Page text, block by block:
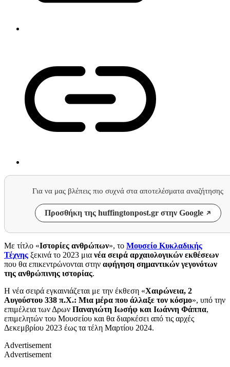
Για να μας βλέπεις πιο συχνά στα αποτελέσματα αναζήτησης
Προσθήκη της huffingtonpost.gr στην Google
Με τίτλο «Ιστορίες ανθρώπων», το Μουσείο Κυκλαδικής
Τέχνης ξεκινά το 2023 μια νέα σειρά αρχαιολογικών εκθέσεων
που θα επικεντρώνονται στην αφήγηση σημαντικών γεγονότων
της ανθρώπινης ιστορίας.
Η νέα σειρά εγκαινιάζεται με την έκθεση «Χαιρώνεια, 2
Αυγούστου 338 π.Χ.: Μια μέρα που άλλαξε τον κόσμο», υπό την
επιμέλεια των Δρων Παναγιώτη Ιωσήφ και Ιωάννη Φάππα,
επιμελητών του Μουσείου και θα διαρκέσει από τις αρχές
Δεκεμβρίου 2023 έως τα τέλη Μαρτίου 2024.
Advertisement
Advertisement